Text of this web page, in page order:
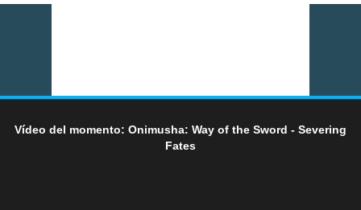
Vídeo del momento: Onimusha: Way of the Sword - Severing
Fates